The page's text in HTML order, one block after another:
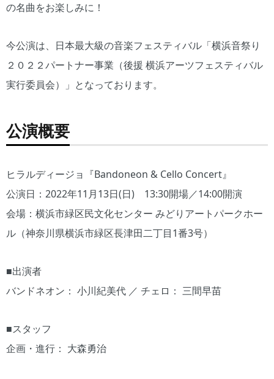
の名曲をお楽しみに！
今公演は、日本最大級の音楽フェスティバル「横浜音祭り
２０２２パートナー事業（後援 横浜アーツフェスティバル
実行委員会）」となっております。
公演概要
ヒラルディージョ『Bandoneon & Cello Concert』
公演日：2022年11月13日(日) 13:30開場／14:00開演
会場：横浜市緑区民文化センター みどりアートパークホー
ル（神奈川県横浜市緑区長津田二丁目1番3号）
■出演者
バンドネオン： 小川紀美代 ／ チェロ： 三間早苗
■スタッフ
企画・進行： 大森勇治